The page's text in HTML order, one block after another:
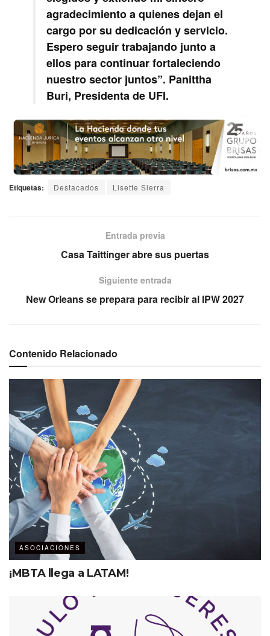
agradecimiento a quienes dejan el
cargo por su dedicación y servicio.
Espero seguir trabajando junto a
ellos para continuar fortaleciendo
nuestro sector juntos”. Panittha
Buri, Presidenta de UFI.
Etiquetas: Destacados Lisette Sierra
Entrada previa
Casa Taittinger abre sus puertas
Siguiente entrada
New Orleans se prepara para recibir al IPW 2027
Contenido Relacionado
ASOCIACIONES
¡MBTA llega a LATAM!